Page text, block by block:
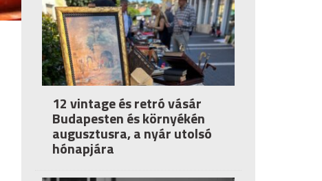
12 vintage és retró vásár
Budapesten és környékén
augusztusra, a nyár utolsó
hónapjára